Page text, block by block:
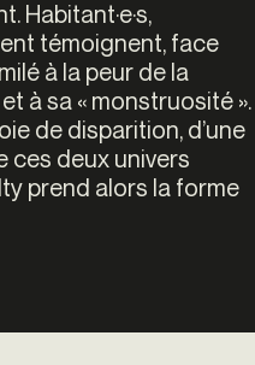
Habitant·e·s,
témoignent, face
à la peur de la
à sa « monstruosité ».
de disparition, d’une
ces deux univers
prend alors la forme